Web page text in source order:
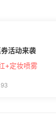
活动来袭
+定妆喷雾